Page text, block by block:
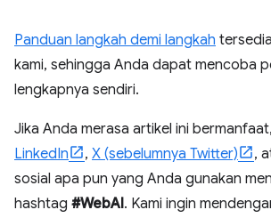
Panduan langkah demi langkah
kami, sehingga Anda dapat mencoba
lengkapnya sendiri.
Jika Anda merasa artikel ini
LinkedIn
, X (sebelumnya Twitter)
,
sosial apa pun yang Anda gunakan
hashtag #WebAI. Kami ingin